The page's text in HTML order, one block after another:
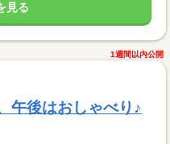
見る
1週間以内公開
午後はおしゃべり♪